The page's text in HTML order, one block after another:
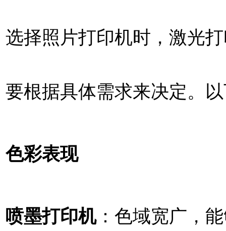
选择照片打印机时，激光
要根据具体需求来决定。
色彩表现
喷墨打印机：色域宽广，